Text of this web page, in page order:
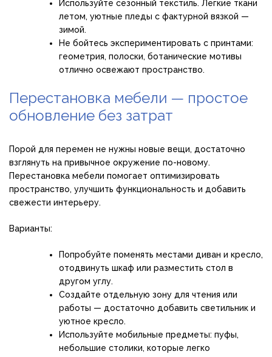
Используйте сезонный текстиль. Легкие ткани
летом, уютные пледы с фактурной вязкой —
зимой.
Не бойтесь экспериментировать с принтами:
геометрия, полоски, ботанические мотивы
отлично освежают пространство.
Перестановка мебели — простое
обновление без затрат
Порой для перемен не нужны новые вещи, достаточно
взглянуть на привычное окружение по-новому.
Перестановка мебели помогает оптимизировать
пространство, улучшить функциональность и добавить
свежести интерьеру.
Варианты:
Попробуйте поменять местами диван и кресло,
отодвинуть шкаф или разместить стол в
другом углу.
Создайте отдельную зону для чтения или
работы — достаточно добавить светильник и
уютное кресло.
Используйте мобильные предметы: пуфы,
небольшие столики, которые легко